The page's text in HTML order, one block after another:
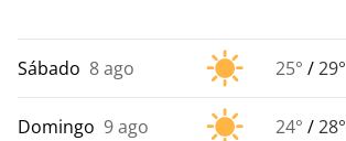
Sábado 8 ago 25° /29°
Domingo 9 ago 24° /28°